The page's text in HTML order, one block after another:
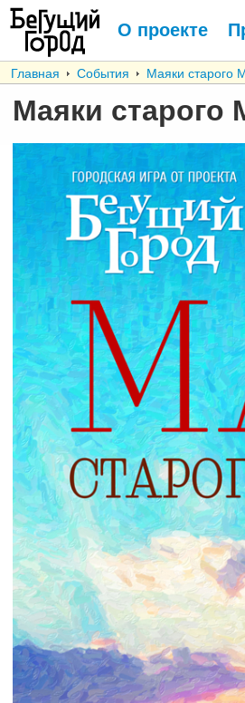
О проекте
Главная События Маяки старого
Маяки старого